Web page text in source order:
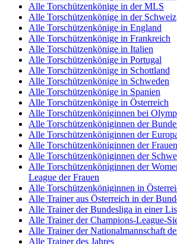
Alle Torschützenkönige in der MLS
Alle Torschützenkönige in der Schweiz
Alle Torschützenkönige in England
Alle Torschützenkönige in Frankreich
Alle Torschützenkönige in Italien
Alle Torschützenkönige in Portugal
Alle Torschützenkönige in Schottland
Alle Torschützenkönige in Schweden
Alle Torschützenkönige in Spanien
Alle Torschützenkönige in Österreich
Alle Torschützenköniginnen bei
Alle Torschützenköniginnen der
Alle Torschützenköniginnen der
Alle Torschützenköniginnen der
Alle Torschützenköniginnen der
Alle Torschützenköniginnen der
League der Frauen
Alle Torschützenköniginnen in
Alle Trainer aus Österreich in der
Alle Trainer der Bundesliga in einer
Alle Trainer der Champions-League-
Alle Trainer der Nationalmannschaft
Alle Trainer des Jahres